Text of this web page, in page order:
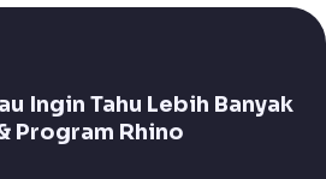
Ingin Tahu Lebih Banyak
Program Rhino